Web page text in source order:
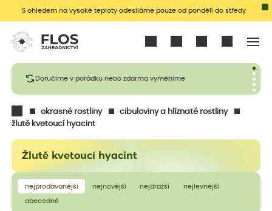
S ohledem na vysoké teploty odesíláme pouze od pondělí do středy
Doručíme v pořádku nebo zdarma vyměníme
okrasné rostliny
cibuloviny a hlíznaté rostliny
žlutě kvetoucí hyacint
Žlutě kvetoucí hyacint
nejprodávanější nejnovější nejdražší nejlevnější
abecedně